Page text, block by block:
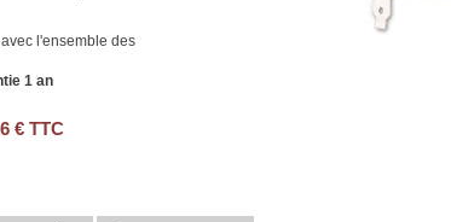
l'ensemble des
1 an
€ TTC